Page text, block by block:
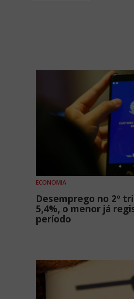
ECONOMIA
Desemprego no 2º
5,4%, o menor já
período